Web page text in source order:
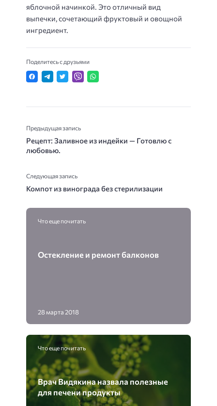
яблочной начинкой. Это отличный вид
выпечки, сочетающий фруктовый и овощной
ингредиент.
Поделитесь с друзьями
Предыдущая запись
Рецепт: Заливное из индейки — Готовлю с
любовью.
Следующая запись
Компот из винограда без стерилизации
Что еще почитать
Остекление и ремонт балконов
28 марта 2018
Что еще почитать
Врач Видякина назвала полезные
для печени продукты